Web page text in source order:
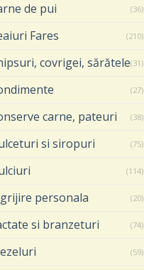
de pui (36)
Fares (210)
covrigei, sărătele(31)
(27)
carne, pateuri (38)
si siropuri (75)
(114)
personala (20)
si branzeturi (74)
(59)
MIERE